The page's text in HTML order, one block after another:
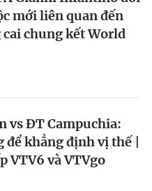
mới liên quan đến
cai chung kết World
vs ĐT Campuchia:
để khẳng định vị thế |
VTV6 và VTVgo